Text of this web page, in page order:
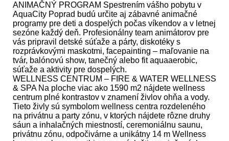
ANIMAČNÝ PROGRAM Spestrením vášho pobytu v
AquaCity Poprad budú určite aj zábavné animačné
programy pre deti a dospelých počas víkendov a v letnej
sezóne každý deň. Profesionálny team animátorov pre
vás pripravil detské súťaže a párty, diskotéky s
rozprávkovými maskotmi, facepainting – maľovanie na
tvár, balónovú show, tanečný alebo fit aquaaerobic,
súťaže a aktivity pre dospelých.
WELLNESS CENTRUM – FIRE & WATER WELLNESS
& SPA Na ploche viac ako 1590 m2 nájdete wellness
centrum plné kontrastov v znamení živlov ohňa a vody.
Tieto živly sú symbolom wellness centra rozdeleného
na privátnu a party zónu, v ktorých nájdete rôzne druhy
sáun a inhalačných miestností, ceremoniálnu saunu,
privátnu zónu, odpočivárne a unikátny 14 m Wellness